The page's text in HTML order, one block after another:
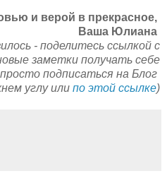
и верой в прекрасное,
Ваша Юлиана
- поделитесь ссылкой с
заметки получать себе
подписаться на Блог
углу или по этой ссылке)